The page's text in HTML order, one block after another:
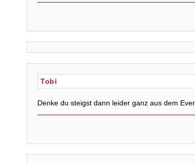
Tobi
Denke du steigst dann leider ganz aus dem